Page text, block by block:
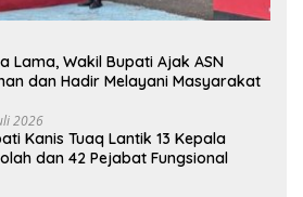
Lama, Wakil Bupati Ajak ASN
dan Hadir Melayani Masyarakat
2026
Kanis Tuaq Lantik 13 Kepala
dan 42 Pejabat Fungsional